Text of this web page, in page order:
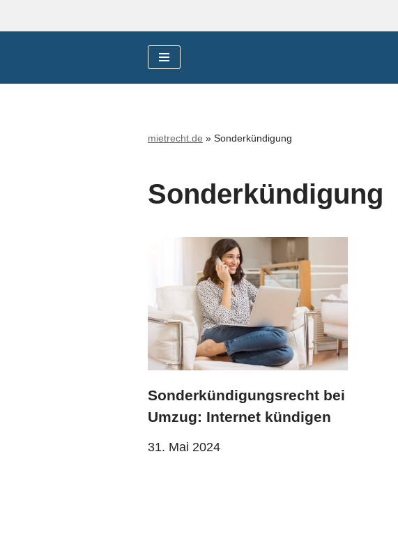
mietrecht.de » Sonderkündigung
Sonderkündigung
Sonderkündigungsrecht bei
Umzug: Internet kündigen
31. Mai 2024